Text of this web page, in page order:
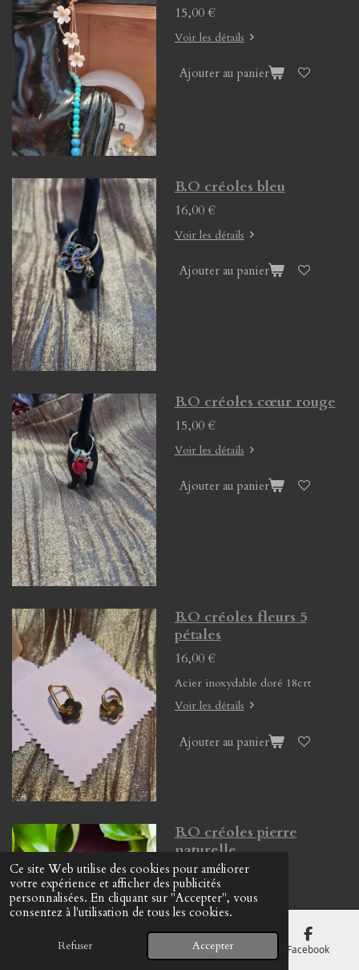
Ce site Web utilise des cookies pour améliorer
votre expérience et afficher des publicités
personnalisées. En cliquant sur "Accepter", vous
consentez à l'utilisation de tous les cookies.
Refuser Accepter
15,00 €
Voir les détails
Ajouter au panier
B.O créoles bleu
16,00 €
Voir les détails
Ajouter au panier
B.O créoles cœur rouge
15,00 €
Voir les détails
Ajouter au panier
B.O créoles fleurs 5
pétales
16,00 €
Acier inoxydable doré 18crt
Voir les détails
Ajouter au panier
B.O créoles pierre
naturelle
13,00 €
Ajouter au panier
E-mail Carte Facebook